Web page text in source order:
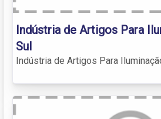
Indústria de Artigos Para
Sul
Indústria de Artigos Para